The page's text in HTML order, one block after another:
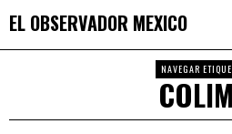
EL OBSERVADOR MEXICO
NAVEGAR